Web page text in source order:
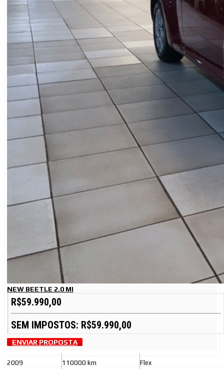
NEW BEETLE 2.0 MI
R$59.990,00
SEM IMPOSTOS: R$59.990,00
ENVIAR PROPOSTA
2009 110000 km Flex